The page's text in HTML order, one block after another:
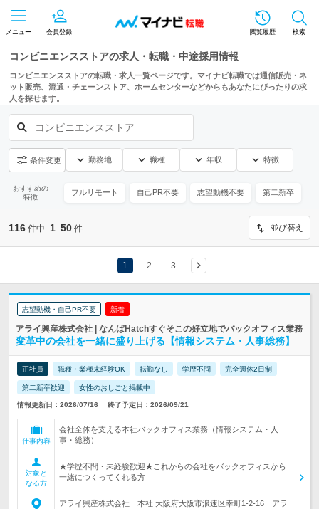
メニュー 会員登録 閲覧履歴 検索
コンビニエンスストアの求人・転職・中途採用情報
コンビニエンスストアの転職・求人一覧ページです。マイナビ転職では通信販売・ネ
ット販売、流通・チェーンストア、ホームセンターなどからもあなたにぴったりの求
人を探せます。
コンビニエンスストア
条件変更 勤務地 職種 年収 特徴
おすすめの
特徴
フルリモート 自己PR不要 志望動機不要 第二新卒
116 件中 1 -50 件 並び替え
1 2 3
志望動機・自己PR不要 新着
アライ興産株式会社 | なんばHatchすぐそこの好立地でバックオフィス業務
変革中の会社を一緒に盛り上げる【情報システム・人事総務】
正社員 職種・業種未経験OK 転勤なし 学歴不問 完全週休2日制
第二新卒歓迎 女性のおしごと掲載中
情報更新日：2026/07/16 終了予定日：2026/09/21
仕事内容
会社全体を支える本社バックオフィス業務（情報システム・人
事・総務）
対象と
なる方
★学歴不問・未経験歓迎★これからの会社をバックオフィスから
一緒につくってくれる方
アライ興産株式会社 本社 大阪府大阪市浪速区幸町1-2-16 アラ